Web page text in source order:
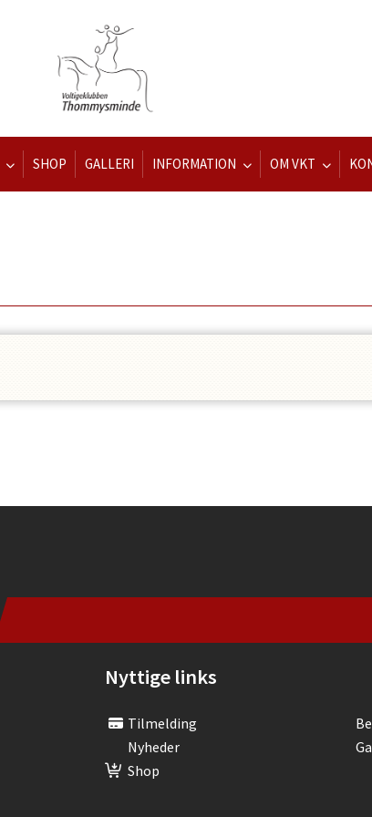
SHOP GALLERI INFORMATION OM VKT
Nyttige links
Tilmelding
Nyheder
Shop